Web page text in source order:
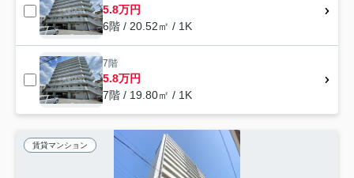
5.8万円
6階 / 20.52㎡ / 1K
7階
5.8万円
7階 / 19.80㎡ / 1K
賃貸マンション